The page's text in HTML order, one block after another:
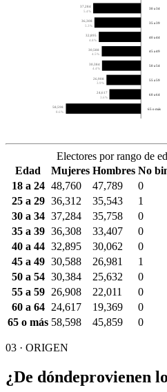
37,284
5.4%
30 a 34
36,308
5.3%
35 a 39
32,895
4.8%
40 a 44
30,588
4.5%
45 a 49
30,384
4.4%
50 a 54
26,908
3.9%
55 a 59
24,617
3.6%
60 a 64
58,598
8.6%
65 o más
Electores por rango de
Edad
Mujeres Hombres No
18 a 24 48,760 47,789 0
25 a 29 36,312 35,543 1
30 a 34 37,284 35,758 0
35 a 39 36,308 33,407 0
40 a 44 32,895 30,062 0
45 a 49 30,588 26,981 1
50 a 54 30,384 25,632 0
55 a 59
26,908 22,011 0
60 a 64
24,617 19,369 0
65 o más 58,598 45,859 0
03 · ORIGEN
¿De dóndeprovienen